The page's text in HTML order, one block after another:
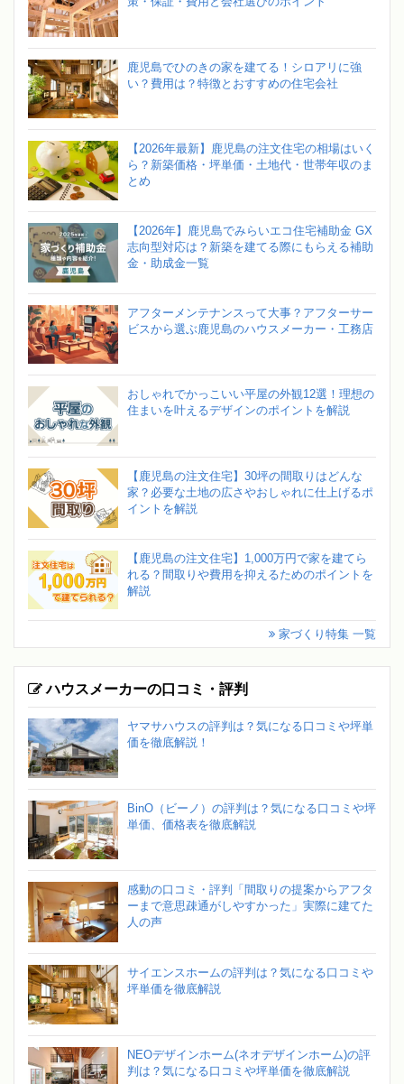
鹿児島でひのきの家を建てる！シロアリに強
い？費用は？特徴とおすすめの住宅会社
【2026年最新】鹿児島の注文住宅の相場はいく
ら？新築価格・坪単価・土地代・世帯年収のま
とめ
【2026年】鹿児島でみらいエコ住宅補助金 GX
志向型対応は？新築を建てる際にもらえる補助
金・助成金一覧
アフターメンテナンスって大事？アフターサー
ビスから選ぶ鹿児島のハウスメーカー・工務店
おしゃれでかっこいい平屋の外観12選！理想の
住まいを叶えるデザインのポイントを解説
【鹿児島の注文住宅】30坪の間取りはどんな
家？必要な土地の広さやおしゃれに仕上げるポ
イントを解説
【鹿児島の注文住宅】1,000万円で家を建てら
れる？間取りや費用を抑えるためのポイントを
解説
家づくり特集 一覧
ハウスメーカーの口コミ・評判
ヤマサハウスの評判は？気になる口コミや坪単
価を徹底解説！
BinO（ビーノ）の評判は？気になる口コミや坪
単価、価格表を徹底解説
感動の口コミ・評判「間取りの提案からアフタ
ーまで意思疎通がしやすかった」実際に建てた
人の声
サイエンスホームの評判は？気になる口コミや
坪単価を徹底解説
NEOデザインホーム(ネオデザインホーム)の評
判は？気になる口コミや坪単価を徹底解説